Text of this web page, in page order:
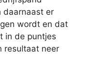
daarnaast er
wordt en dat
in de puntjes
resultaat neer